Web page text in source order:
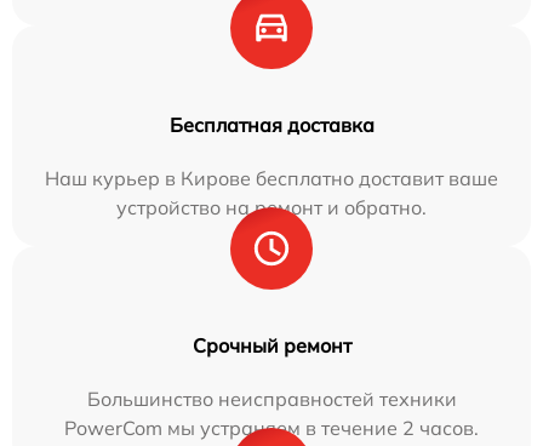
Бесплатная доставка
Наш курьер в Кирове бесплатно доставит ваше
устройство на ремонт и обратно.
Срочный ремонт
Большинство неисправностей техники
PowerCom мы устраняем в течение 2 часов.